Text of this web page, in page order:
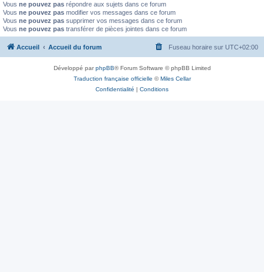
Vous ne pouvez pas répondre aux sujets dans ce forum
Vous ne pouvez pas modifier vos messages dans ce forum
Vous ne pouvez pas supprimer vos messages dans ce forum
Vous ne pouvez pas transférer de pièces jointes dans ce forum
Accueil Accueil du forum Fuseau horaire sur UTC+02:00
Développé parphpBB® Forum Software © phpBB Limited
Traduction française officielle ©Miles Cellar
Confidentialité | Conditions